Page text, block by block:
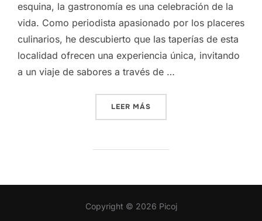
esquina, la gastronomía es una celebración de la
vida. Como periodista apasionado por los placeres
culinarios, he descubierto que las taperías de esta
localidad ofrecen una experiencia única, invitando
a un viaje de sabores a través de …
LEER MÁS
Copyright © 2026 Picoj